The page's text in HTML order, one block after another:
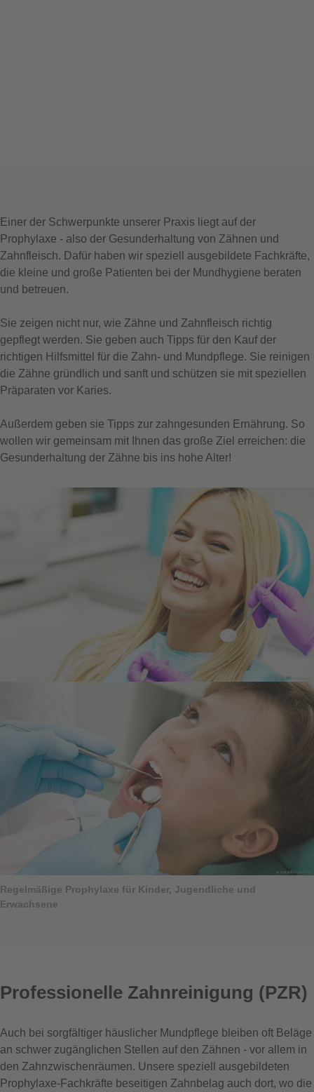
Einer der Schwerpunkte unserer Praxis liegt auf der
Prophylaxe - also der Gesunderhaltung von Zähnen und
Zahnfleisch. Dafür haben wir speziell ausgebildete Fachkräfte,
die kleine und große Patienten bei der Mundhygiene beraten
und betreuen.
Sie zeigen nicht nur, wie Zähne und Zahnfleisch richtig
gepflegt werden. Sie geben auch Tipps für den Kauf der
richtigen Hilfsmittel für die Zahn- und Mundpflege. Sie reinigen
die Zähne gründlich und sanft und schützen sie mit speziellen
Präparaten vor Karies.
Außerdem geben sie Tipps zur zahngesunden Ernährung. So
wollen wir gemeinsam mit Ihnen das große Ziel erreichen: die
Gesunderhaltung der Zähne bis ins hohe Alter!
Regelmäßige Prophylaxe für Kinder, Jugendliche und
Erwachsene
Professionelle Zahnreinigung (PZR)
Auch bei sorgfältiger häuslicher Mundpflege bleiben oft Beläge
an schwer zugänglichen Stellen auf den Zähnen - vor allem in
den Zahnzwischenräumen. Unsere speziell ausgebildeten
Prophylaxe-Fachkräfte beseitigen Zahnbelag auch dort, wo die